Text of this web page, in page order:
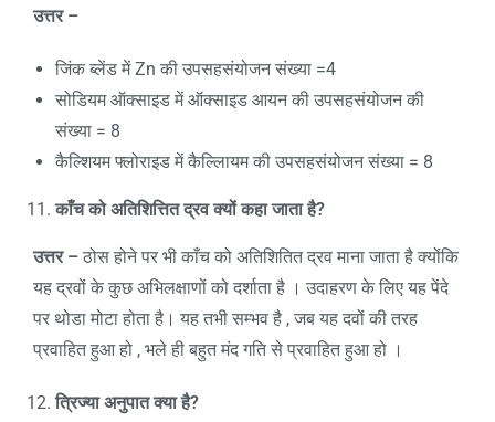
उत्तर –
जिंक ब्लेंड में Zn की उपसहसंयोजन संख्या =4
सोडियम ऑक्साइड में ऑक्साइड आयन की उपसहसंयोजन की
संख्या = 8
कैल्शियम फ्लोराइड में कैल्लिायम की उपसहसंयोजन संख्या = 8
काँच को अतिशित्तित द्रव क्यों कहा जाता है?
उत्तर – ठोस होने पर भी काँच को अतिशितित द्रव माना जाता है क्योंकि
यह द्रवों के कुछ अभिलक्षाणों को दर्शाता है । उदाहरण के लिए यह पेंदे
पर थोडा मोटा होता है। यह तभी सम्भव है , जब यह दवों की तरह
प्रवाहित हुआ हो , भले ही बहुत मंद गति से प्रवाहित हुआ हो ।
त्रिज्या अनुपात क्या है?